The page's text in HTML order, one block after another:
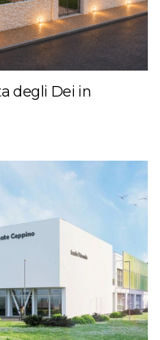
degli Dei in